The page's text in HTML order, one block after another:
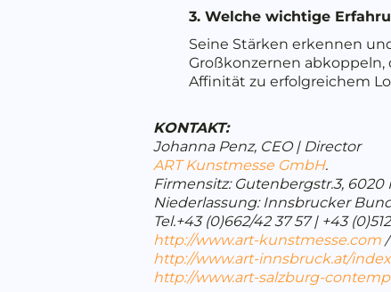
3. Welche wichtige
Seine Stärken erkennen
Großkonzernen
Affinität zu erfolgreichem
KONTAKT:
Johanna Penz, CEO | Director
ART Kunstmesse GmbH.
Firmensitz: Gutenbergstr.3, 6020
Niederlassung: Innsbrucker
Tel.+43 (0)662/42 37 57 | +43
http://www.art-kunstmesse.com
http://www.art-innsbruck.at/
http://www.art-salzburg-